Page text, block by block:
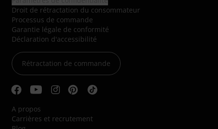
Droit de rétractation du consommateur
Processus de commande
Garantie légale de conformité
Déclaration d'accessibilité
Rétractation de commande
A propos
Carrières et recrutement